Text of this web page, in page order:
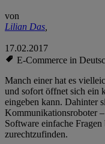
von
Lilian Das,
17.02.2017
E-Commerce in
Manch einer hat es
und sofort öffnet sich ein
eingeben kann. Dahinter
Kommunikationsroboter
Software einfache
zurechtzufinden.